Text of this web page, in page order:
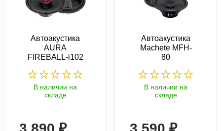
Автоакустика
AURA
FIREBALL-i102
В наличии на
складе
Автоакустика
Machete MFH-
80
В наличии на
складе